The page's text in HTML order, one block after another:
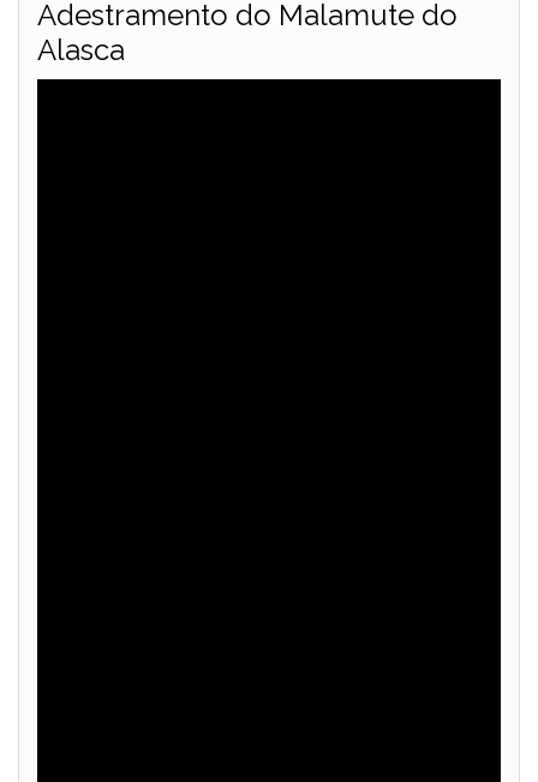
Adestramento do Malamute do
Alasca